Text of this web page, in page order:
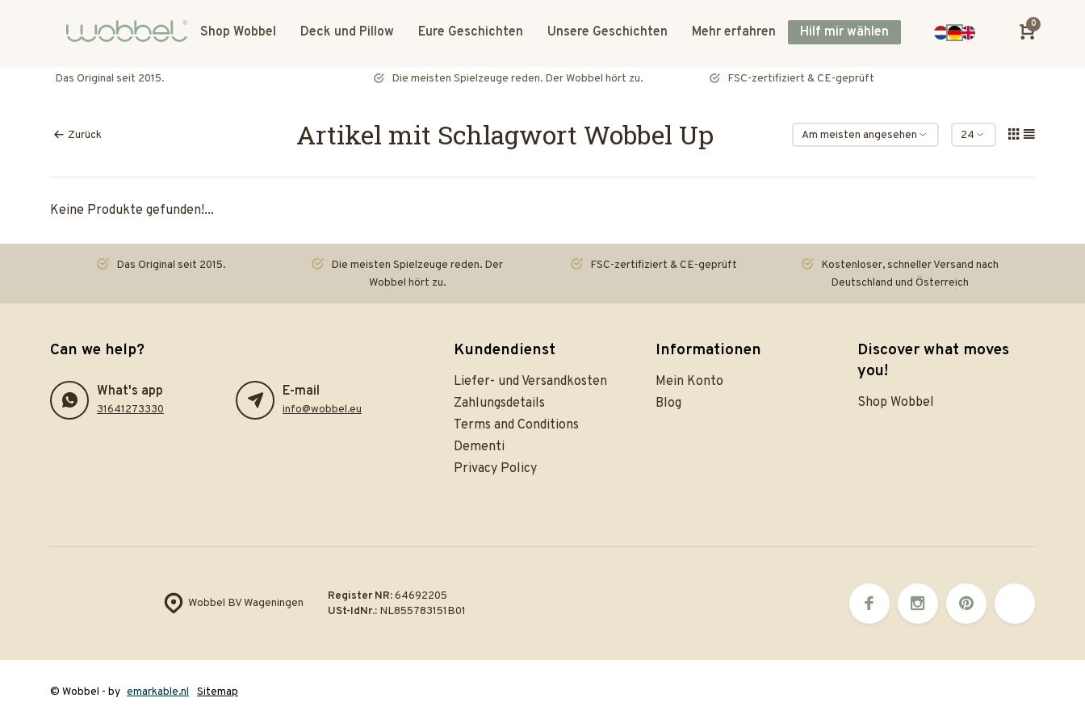
Shop Wobbel Deck und Pillow Eure Geschichten Unsere Geschichten Mehr erfahren Hilf mir wählen
0
Die meisten Spielzeuge reden. Der Wobbel hört zu. FSC-zertifiziert & CE-geprüft Kostenloser, schneller Versand nach Deutschland und Österreich
Zurück Artikel mit Schlagwort Wobbel Up
Keine Produkte gefunden!...
Das Original seit 2015.
Die meisten Spielzeuge reden. Der
Wobbel hört zu.
FSC-zertifiziert & CE-geprüft
Kostenloser, schneller Versand nach
Deutschland und Österreich
Can we help?
What's app
31641273330
E-mail
info@wobbel.eu
Kundendienst
Liefer- und Versandkosten
Zahlungsdetails
Terms and Conditions
Dementi
Privacy Policy
Informationen
Mein Konto
Blog
Discover what moves
you!
Shop Wobbel
Wobbel BV Wageningen Register NR:64692205
USt-IdNr.: NL855783151B01
© Wobbel - by emarkable.nl Sitemap